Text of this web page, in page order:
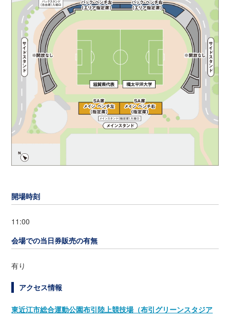
開場時刻
11:00
会場での当日券販売の有無
有り
アクセス情報
東近江市総合運動公園布引陸上競技場（布引グリーンスタジア